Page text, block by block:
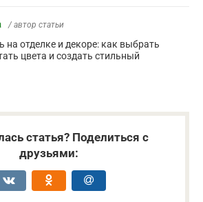
/ автор статьи
на отделке и декоре: как выбрать
цвета и создать стильный
статья? Поделиться с
друзьями: